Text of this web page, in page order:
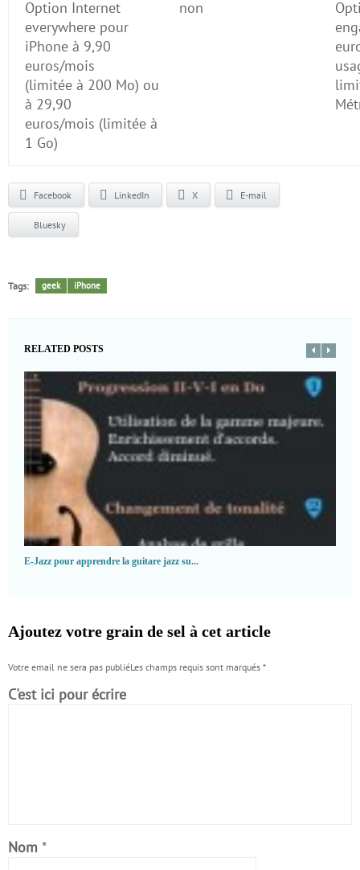
Option Internet
everywhere pour
iPhone à 9,90
euros/mois
(limitée à 200 Mo) ou
à 29,90
euros/mois (limitée à
1 Go)
non
Facebook LinkedIn X E-mail
Bluesky
Tags: geek iPhone
RELATED POSTS
E-Jazz pour apprendre la guitare jazz su...
Ajoutez votre grain de sel à cet article
Votre email ne sera pas publiéLes champs requis sont marqués *
C'est ici pour écrire
Nom *